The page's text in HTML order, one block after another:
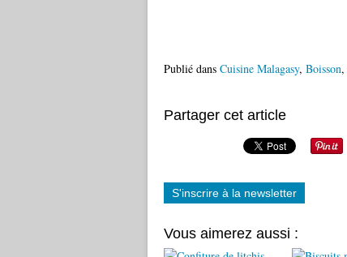
Publié dans Cuisine Malagasy, Boisson,
Partager cet article
S'inscrire à la newsletter
Vous aimerez aussi :